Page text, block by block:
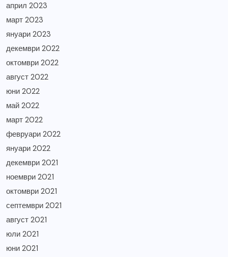
април 2023
март 2023
януари 2023
декември 2022
октомври 2022
август 2022
юни 2022
май 2022
март 2022
февруари 2022
януари 2022
декември 2021
ноември 2021
октомври 2021
септември 2021
август 2021
юли 2021
юни 2021